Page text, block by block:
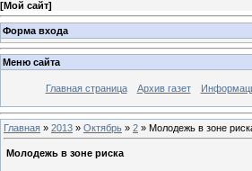
[Мой сайт]
Форма входа
Меню сайта
Главная страница Архив газет
Главная » 2013 » Октябрь » 2 » Молодежь в зоне
Молодежь в зоне риска